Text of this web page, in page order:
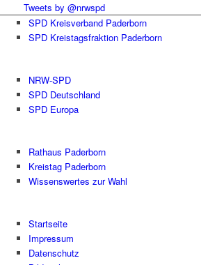
Tweets by @nrwspd
SPD Kreisverband Paderborn
SPD Kreistagsfraktion Paderborn
NRW-SPD
SPD Deutschland
SPD Europa
Rathaus Paderborn
Kreistag Paderborn
Wissenswertes zur Wahl
Startseite
Impressum
Datenschutz